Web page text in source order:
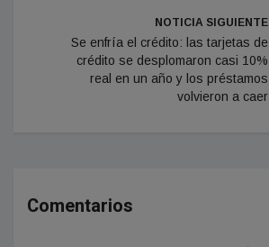
NOTICIA SIGUIENTE
Se enfría el crédito: las tarjetas de
crédito se desplomaron casi 10%
real en un año y los préstamos
volvieron a caer
Comentarios